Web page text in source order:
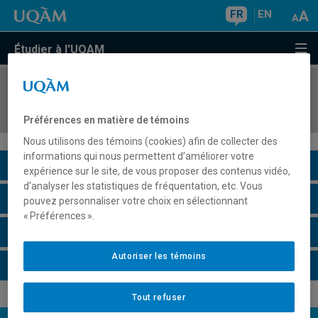
FR EN
Étudier à l'UQAM
COURS//
Description du cours
Horaire - Été 2026
Préférences en matière de témoins
Nous utilisons des témoins (cookies) afin de collecter des
informations qui nous permettent d’améliorer votre
expérience sur le site, de vous proposer des contenus vidéo,
d’analyser les statistiques de fréquentation, etc. Vous
pouvez personnaliser votre choix en sélectionnant
« Préférences ».
Tout refuser
Autoriser les témoins